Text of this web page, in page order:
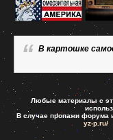
В картошке
Любые материалы с
В случае пропажи форума
yz-p.ru/